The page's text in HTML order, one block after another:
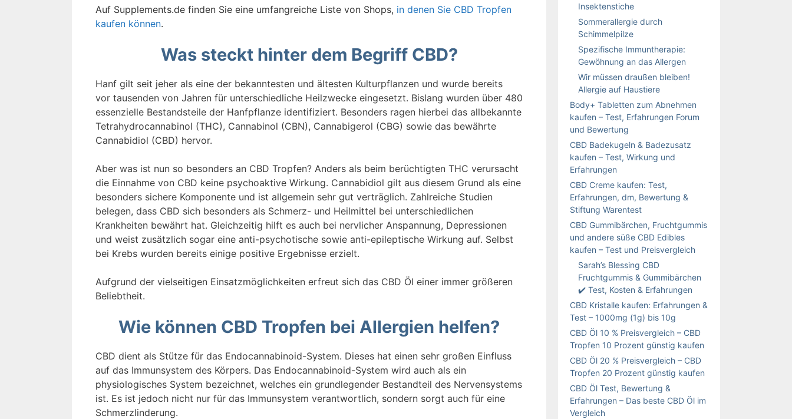
Auf Supplements.de finden Sie eine umfangreiche Liste von Shops, in denen Sie CBD Tropfen
kaufen können.
Was steckt hinter dem Begriff CBD?
Hanf gilt seit jeher als eine der bekanntesten und ältesten Kulturpflanzen und wurde bereits
vor tausenden von Jahren für unterschiedliche Heilzwecke eingesetzt. Bislang wurden über 480
essenzielle Bestandsteile der Hanfpflanze identifiziert. Besonders ragen hierbei das allbekannte
Tetrahydrocannabinol (THC), Cannabinol (CBN), Cannabigerol (CBG) sowie das bewährte
Cannabidiol (CBD) hervor.
Aber was ist nun so besonders an CBD Tropfen? Anders als beim berüchtigten THC verursacht
die Einnahme von CBD keine psychoaktive Wirkung. Cannabidiol gilt aus diesem Grund als eine
besonders sichere Komponente und ist allgemein sehr gut verträglich. Zahlreiche Studien
belegen, dass CBD sich besonders als Schmerz- und Heilmittel bei unterschiedlichen
Krankheiten bewährt hat. Gleichzeitig hilft es auch bei nervlicher Anspannung, Depressionen
und weist zusätzlich sogar eine anti-psychotische sowie anti-epileptische Wirkung auf. Selbst
bei Krebs wurden bereits einige positive Ergebnisse erzielt.
Aufgrund der vielseitigen Einsatzmöglichkeiten erfreut sich das CBD Öl einer immer größeren
Beliebtheit.
Wie können CBD Tropfen bei Allergien helfen?
CBD dient als Stütze für das Endocannabinoid-System. Dieses hat einen sehr großen Einfluss
auf das Immunsystem des Körpers. Das Endocannabinoid-System wird auch als ein
physiologisches System bezeichnet, welches ein grundlegender Bestandteil des Nervensystems
ist. Es ist jedoch nicht nur für das Immunsystem verantwortlich, sondern sorgt auch für eine
Schmerzlinderung.
Insektenstiche
Sommerallergie durch
Schimmelpilze
Spezifische Immuntherapie:
Gewöhnung an das Allergen
Wir müssen draußen bleiben!
Allergie auf Haustiere
Body+ Tabletten zum Abnehmen
kaufen – Test, Erfahrungen Forum
und Bewertung
CBD Badekugeln & Badezusatz
kaufen – Test, Wirkung und
Erfahrungen
CBD Creme kaufen: Test,
Erfahrungen, dm, Bewertung &
Stiftung Warentest
CBD Gummibärchen, Fruchtgummis
und andere süße CBD Edibles
kaufen – Test und Preisvergleich
Sarah’s Blessing CBD
Fruchtgummis & Gummibärchen
✔️ Test, Kosten & Erfahrungen
CBD Kristalle kaufen: Erfahrungen &
Test – 1000mg (1g) bis 10g
CBD Öl 10 % Preisvergleich – CBD
Tropfen 10 Prozent günstig kaufen
CBD Öl 20 % Preisvergleich – CBD
Tropfen 20 Prozent günstig kaufen
CBD Öl Test, Bewertung &
Erfahrungen – Das beste CBD Öl im
Vergleich